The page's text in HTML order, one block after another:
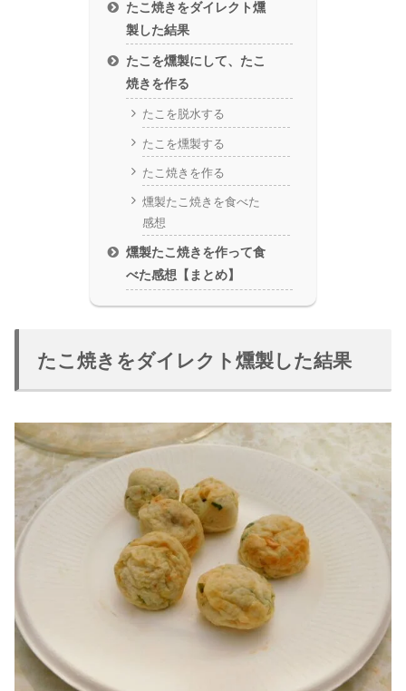
たこ焼きをダイレクト燻
製した結果
たこを燻製にして、たこ
焼きを作る
たこを脱水する
たこを燻製する
たこ焼きを作る
燻製たこ焼きを食べた
感想
燻製たこ焼きを作って食
べた感想【まとめ】
たこ焼きをダイレクト燻製した結果